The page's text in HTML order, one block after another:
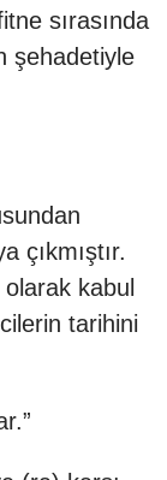
sırasında
şehadetiyle
çıkmıştır.
kabul
tarihini